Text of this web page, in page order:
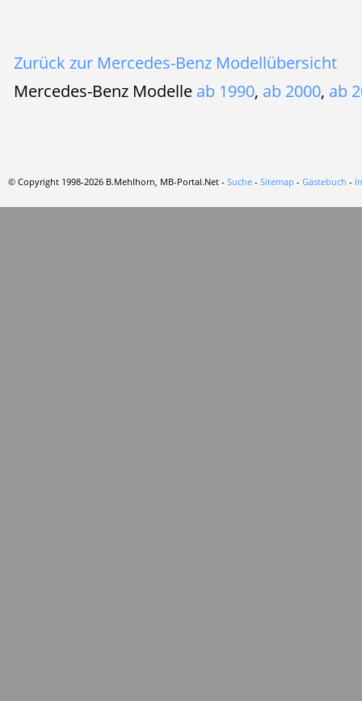
Zurück zur Mercedes-Benz Modellübersicht
Mercedes-Benz Modelle ab 1990, ab 2000, ab
© Copyright 1998-2026 B.Mehlhorn, MB-Portal.Net - Suche - Sitemap - Gästebuch -